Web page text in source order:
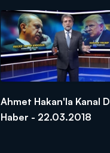
Ahmet Hakan'la Kanal D
Haber - 22.03.2018